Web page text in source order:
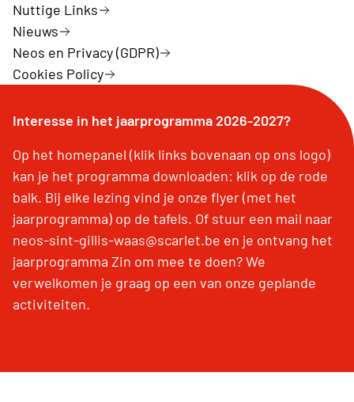
Nuttige Links
Nieuws
Neos en Privacy (GDPR)
Cookies Policy
Interesse in het jaarprogramma 2026-2027?
Op het homepanel (klik links bovenaan op ons logo)
kan je het programma downloaden: klik op de rode
balk. Bij elke lezing vind je onze flyer (met het
jaarprogramma) op de tafels. Of stuur een mail naar
neos-sint-gillis-waas@scarlet.be en je ontvang het
jaarprogramma Zin om mee te doen? We
verwelkomen je graag op een van onze geplande
activiteiten.